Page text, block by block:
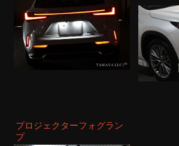
プロジェクターフォグラン
プ